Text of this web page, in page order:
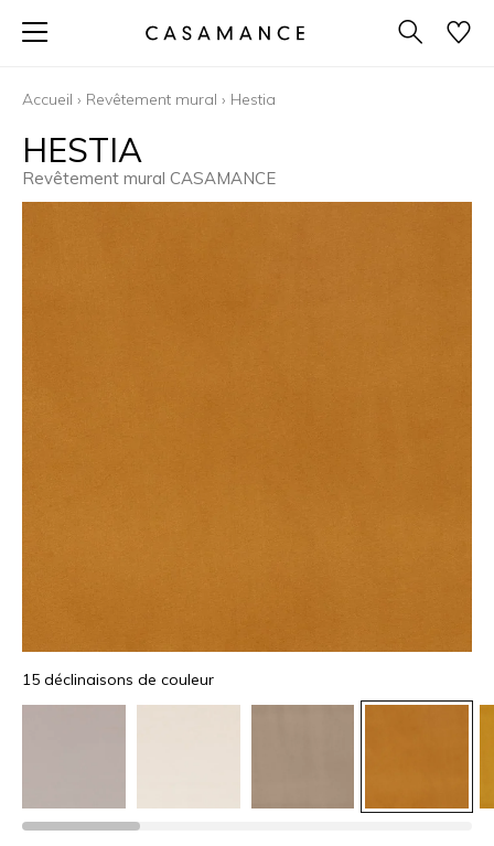
Accueil › Revêtement mural › Hestia
HESTIA
Revêtement mural CASAMANCE
15 déclinaisons de couleur